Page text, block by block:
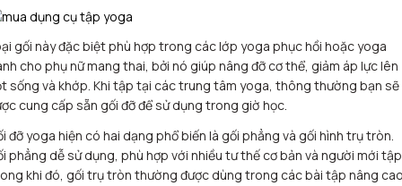
gối này đặc biệt phù hợp trong các lớp yoga phục hồi hoặc yoga
cho phụ nữ mang thai, bởi nó giúp nâng đỡ cơ thể, giảm áp lực lên
sống và khớp. Khi tập tại các trung tâm yoga, thông thường bạn sẽ
cung cấp sẵn gối đỡ để sử dụng trong giờ học.
đỡ yoga hiện có hai dạng phổ biến là gối phẳng và gối hình trụ tròn.
phẳng dễ sử dụng, phù hợp với nhiều tư thế cơ bản và người mới
khi đó, gối trụ tròn thường được dùng trong các bài tập nâng